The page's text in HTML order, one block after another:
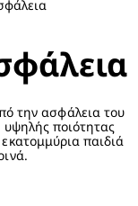
την ασφάλεια του
ποιότητας
παιδιά